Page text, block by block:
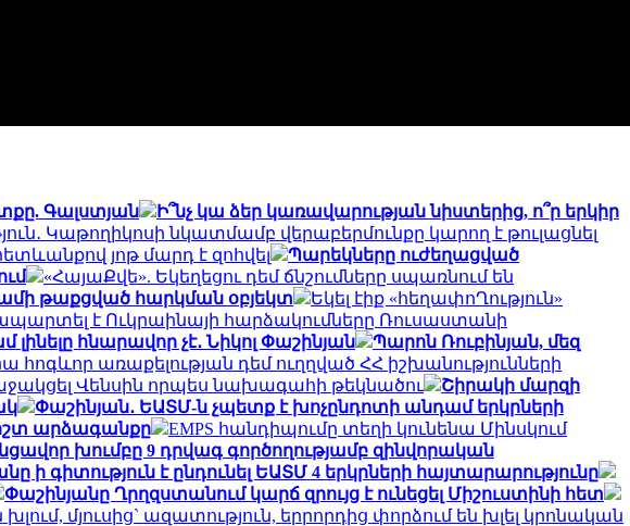
Գալստյան
Ի՞նչ կա ձեր կառավարության նիստերից, ո՞ր երկիր
Կաթողիկոսի նկատմամբ վերաբերմունքը կարող է թուլացնել
յոթ մարդ է զոհվել
Պարեկները ուժեղացված
«ՀայաՔվե». Եկեղեցու դեմ ճնշումները սպառնում են
թաքցված հարկման օբյեկտ
Եկել էիք «հեղափոՂություն»
է Ուկրաինայի հարձակումները Ռուսաստանի
հնարավոր չէ․ Նիկոլ Փաշինյան
Պարոն Ռուբինյան, մեզ
հոգևոր առաքելության դեմ ուղղված ՀՀ իշխանությունների
Վենսին որպես նախագահի թեկնածու
Շիրակի մարզի
Փաշինյան․ ԵԱՏՄ-ն չպետք է խոչընդոտի անդամ երկրների
արձագանքը
EMPS հանդիպումը տեղի կունենա Մինսկում
խումբը 9 դրվագ գործողությամբ զինվորական
ի գիտություն է ընդունել ԵԱՏՄ 4 երկրների հայտարարությունը
Փաշինյանը Ղրղզստանում կարճ զրույց է ունեցել Միշուստինի հետ
խլում, մյուսից` ազատություն, երրորդից փորձում են խլել կրոնական